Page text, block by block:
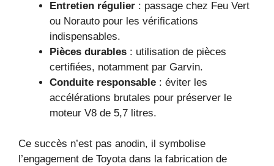
Entretien régulier : passage chez Feu Vert
ou Norauto pour les vérifications
indispensables.
Pièces durables : utilisation de pièces
certifiées, notamment par Garvin.
Conduite responsable : éviter les
accélérations brutales pour préserver le
moteur V8 de 5,7 litres.
Ce succès n’est pas anodin, il symbolise
l’engagement de Toyota dans la fabrication de